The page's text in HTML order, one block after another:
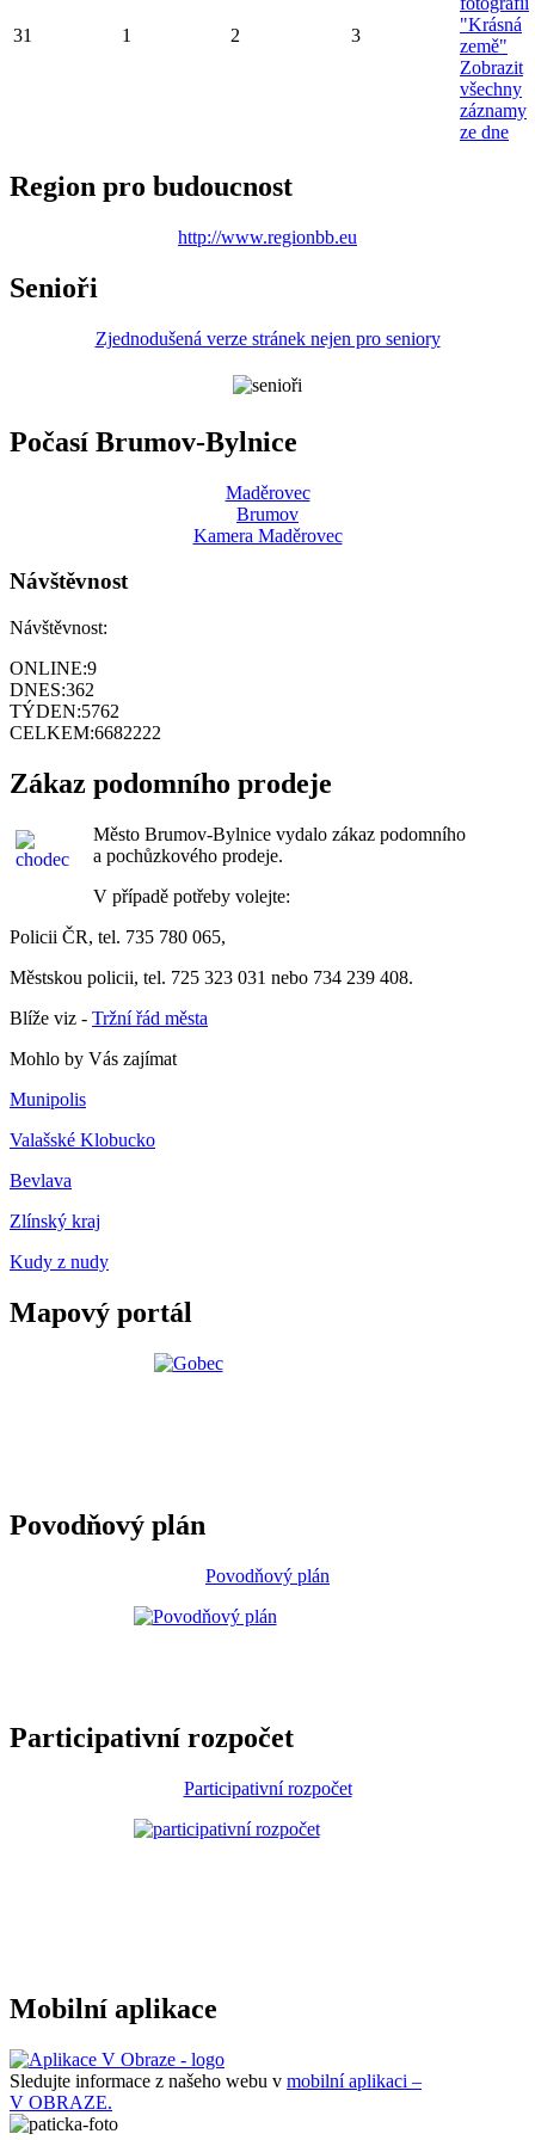
31 1 2 3
"Krásná
země"
Zobrazit
všechny
záznamy
ze dne
Region pro budoucnost
http://www.regionbb.eu
Senioři
Zjednodušená verze stránek nejen pro seniory
Počasí Brumov-Bylnice
Maděrovec
Brumov
Kamera Maděrovec
Návštěvnost
Návštěvnost:
ONLINE:9
DNES:362
TÝDEN:5762
CELKEM:6682222
Zákaz podomního prodeje
Město Brumov-Bylnice vydalo zákaz podomního
a pochůzkového prodeje.
V případě potřeby volejte:
Policii ČR, tel. 735 780 065,
Městskou policii, tel. 725 323 031 nebo 734 239 408.
Blíže viz - Tržní řád města
Mohlo by Vás zajímat
Munipolis
Valašské Klobucko
Bevlava
Zlínský kraj
Kudy z nudy
Mapový portál
Povodňový plán
Povodňový plán
Participativní rozpočet
Participativní rozpočet
Mobilní aplikace
Sledujte informace z našeho webu v mobilní aplikaci –
V OBRAZE.